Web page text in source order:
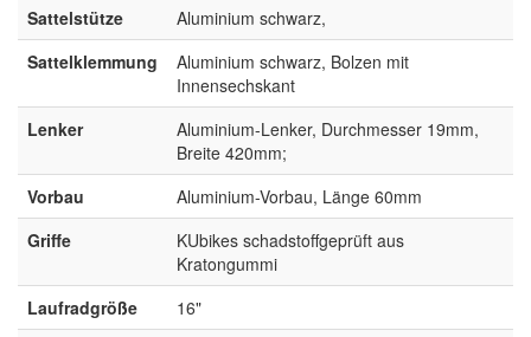
Sattelstütze
Aluminium schwarz,
Sattelklemmung
Aluminium schwarz, Bolzen mit
Innensechskant
Lenker
Aluminium-Lenker, Durchmesser 19mm,
Breite 420mm;
Vorbau
Aluminium-Vorbau, Länge 60mm
Griffe
KUbikes schadstoffgeprüft aus
Kratongummi
Laufradgröße
16"